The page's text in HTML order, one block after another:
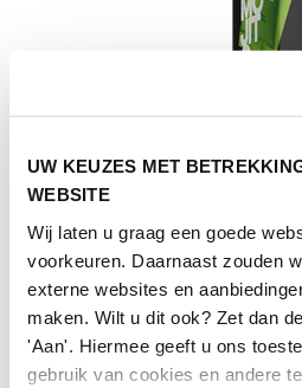
UW KEUZES MET
WEBSITE
Wij laten u graag een goede
voorkeuren. Daarnaast zouden
externe websites en
maken. Wilt u dit ook? Zet dan
'Aan'. Hiermee geeft u ons
gebruik van cookies en andere